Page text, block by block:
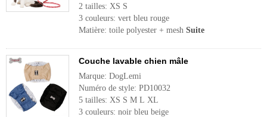
2 tailles: XS S
3 couleurs: vert bleu rouge
Matière: toile polyester + mesh Suite
Couche lavable chien mâle
Marque: DogLemi
Numéro de style: PD10032
5 tailles: XS S M L XL
3 couleurs: noir bleu beige